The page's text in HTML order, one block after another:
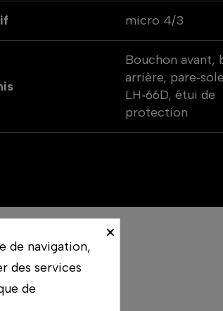
micro 4/3
Bouchon avant,
arrière,
LH‑66D, étui de
protection
×
de navigation,
des services
de